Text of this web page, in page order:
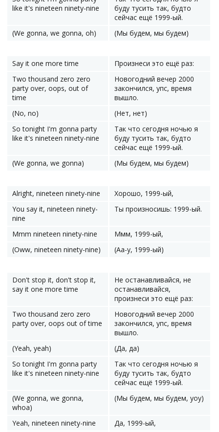
like it's nineteen ninety-nine
буду тусить так, будто
сейчас ещё 1999-ый.
(We gonna, we gonna, oh)
(Мы будем, мы будем)
Say it one more time
Произнеси это ещё раз:
Two thousand zero zero
party over, oops, out of
time
Новогодний вечер 2000
закончился, упс, время
вышло.
(No, no)
(Нет, нет)
So tonight I'm gonna party
like it's nineteen ninety-nine
Так что сегодня ночью я
буду тусить так, будто
сейчас ещё 1999-ый.
(We gonna, we gonna)
(Мы будем, мы будем)
Alright, nineteen ninety-nine
Хорошо, 1999-ый,
You say it, nineteen ninety-
nine
Ты произносишь: 1999-ый.
Mmm nineteen ninety-nine
Ммм, 1999-ый,
(Oww, nineteen ninety-nine)
(Аа-у, 1999-ый)
Don't stop it, don't stop it,
say it one more time
Не останавливайся, не
останавливайся,
произнеси это ещё раз:
Two thousand zero zero
party over, oops out of time
Новогодний вечер 2000
закончился, упс, время
вышло.
(Yeah, yeah)
(Да, да)
So tonight I'm gonna party
like it's nineteen ninety-nine
Так что сегодня ночью я
буду тусить так, будто
сейчас ещё 1999-ый.
(We gonna, we gonna,
whoa)
(Мы будем, мы будем, уоу)
Yeah, nineteen ninety-nine
Да, 1999-ый,